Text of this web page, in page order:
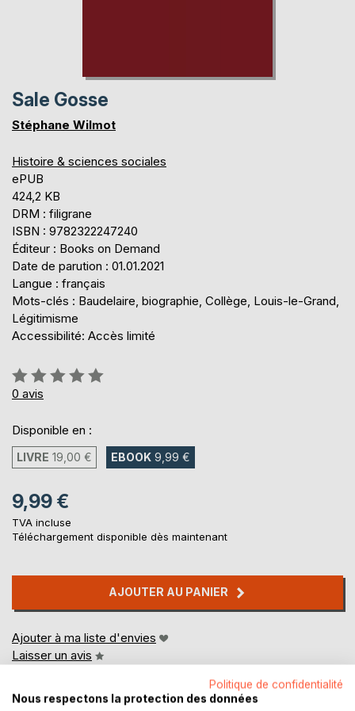
Sale Gosse
Stéphane Wilmot
Histoire & sciences sociales
ePUB
424,2 KB
DRM : filigrane
ISBN : 9782322247240
Éditeur : Books on Demand
Date de parution : 01.01.2021
Langue : français
Mots-clés : Baudelaire, biographie, Collège, Louis-le-Grand,
Légitimisme
Accessibilité: Accès limité
Évaluation:
0%
0 avis
Disponible en :
LIVRE 19,00 € EBOOK 9,99 €
9,99 €
TVA incluse
Téléchargement disponible dès maintenant
AJOUTER AU PANIER
Ajouter à ma liste d'envies
Laisser un avis
Politique de confidentialité
Nous respectons la protection des données